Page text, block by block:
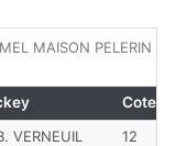
MAISON PELERIN
VERNEUIL 12
Cote